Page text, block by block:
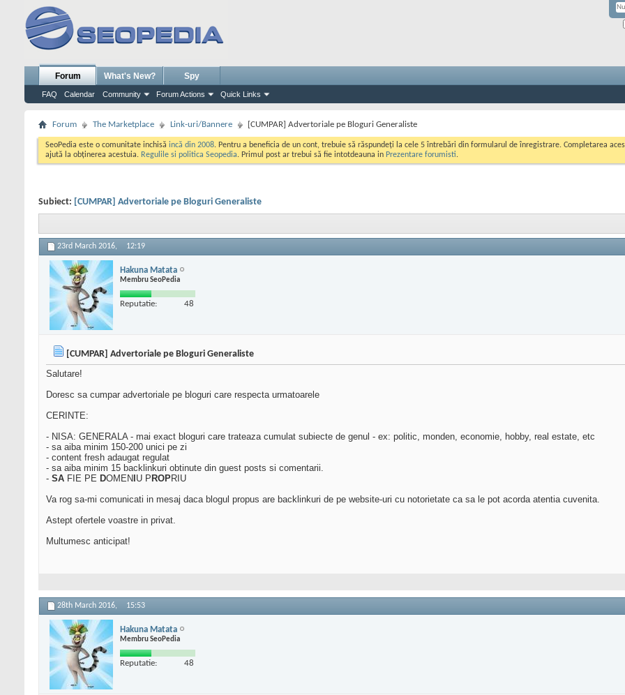
Forum
FAQ Calendar Community Forum Actions Quick Links
What's New? Spy
Forum The Marketplace Link-uri/Bannere [CUMPAR] Advertoriale pe Bloguri Generaliste
SeoPedia este o comunitate inchisă incă din 2008. Pentru a beneficia de un cont, trebuie să răspundeți la cele 5 întrebări din formularul de înregistrare. Completarea
ajută la obținerea acestuia. Regulile si politica Seopedia. Primul post ar trebui să fie intotdeauna in Prezentare forumisti.
Subiect: [CUMPAR] Advertoriale pe Bloguri Generaliste
23rd March 2016, 12:19
Hakuna Matata
Membru SeoPedia
Reputatie: 48
[CUMPAR] Advertoriale pe Bloguri Generaliste
Salutare!
Doresc sa cumpar advertoriale pe bloguri care respecta urmatoarele
CERINTE:
- NISA: GENERALA - mai exact bloguri care trateaza cumulat subiecte de genul - ex: politic, monden, economie, hobby, real estate, etc
- sa aiba minim 150-200 unici pe zi
- content fresh adaugat regulat
- sa aiba minim 15 backlinkuri obtinute din guest posts si comentarii.
- SA FIE PE DOMEN U P ROPRIU
Va rog sa-mi comunicati in mesaj daca blogul propus are backlinkuri de pe website-uri cu notorietate ca sa le pot acorda atentia cuvenita.
Astept ofertele voastre in privat.
Multumesc anticipat!
28th March 2016, 15:53
Hakuna Matata
Membru SeoPedia
Reputatie: 48